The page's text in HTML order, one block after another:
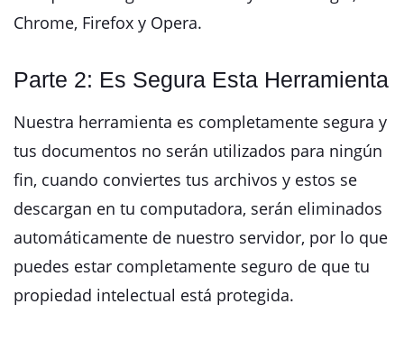
Chrome, Firefox y Opera.
Parte 2: Es Segura Esta Herramienta
Nuestra herramienta es completamente segura y
tus documentos no serán utilizados para ningún
fin, cuando conviertes tus archivos y estos se
descargan en tu computadora, serán eliminados
automáticamente de nuestro servidor, por lo que
puedes estar completamente seguro de que tu
propiedad intelectual está protegida.